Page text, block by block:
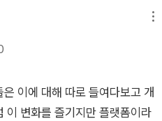
을 샀는지, 콘텐츠에 대해서
며 반응을 살피는 전략이다.
를 제작할 때 도움이 된다. 이
며 사이클을 반복할수록 더 나
다. 이를 기반으로 콘텐츠를 만
청하지 않아도, 광고를 돌리지
이에 대해 따로 들여다보고 개
이 변화를 즐기지만 플랫폼이라